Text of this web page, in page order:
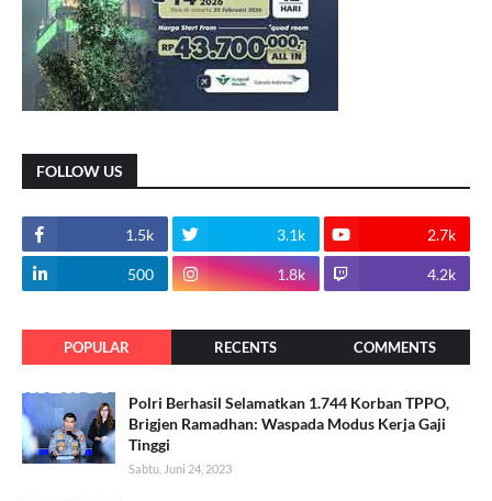
FOLLOW US
1.5k 3.1k 2.7k
500 1.8k 4.2k
POPULAR RECENTS COMMENTS
Polri Berhasil Selamatkan 1.744 Korban TPPO,
Brigjen Ramadhan: Waspada Modus Kerja Gaji
Tinggi
Sabtu, Juni 24, 2023